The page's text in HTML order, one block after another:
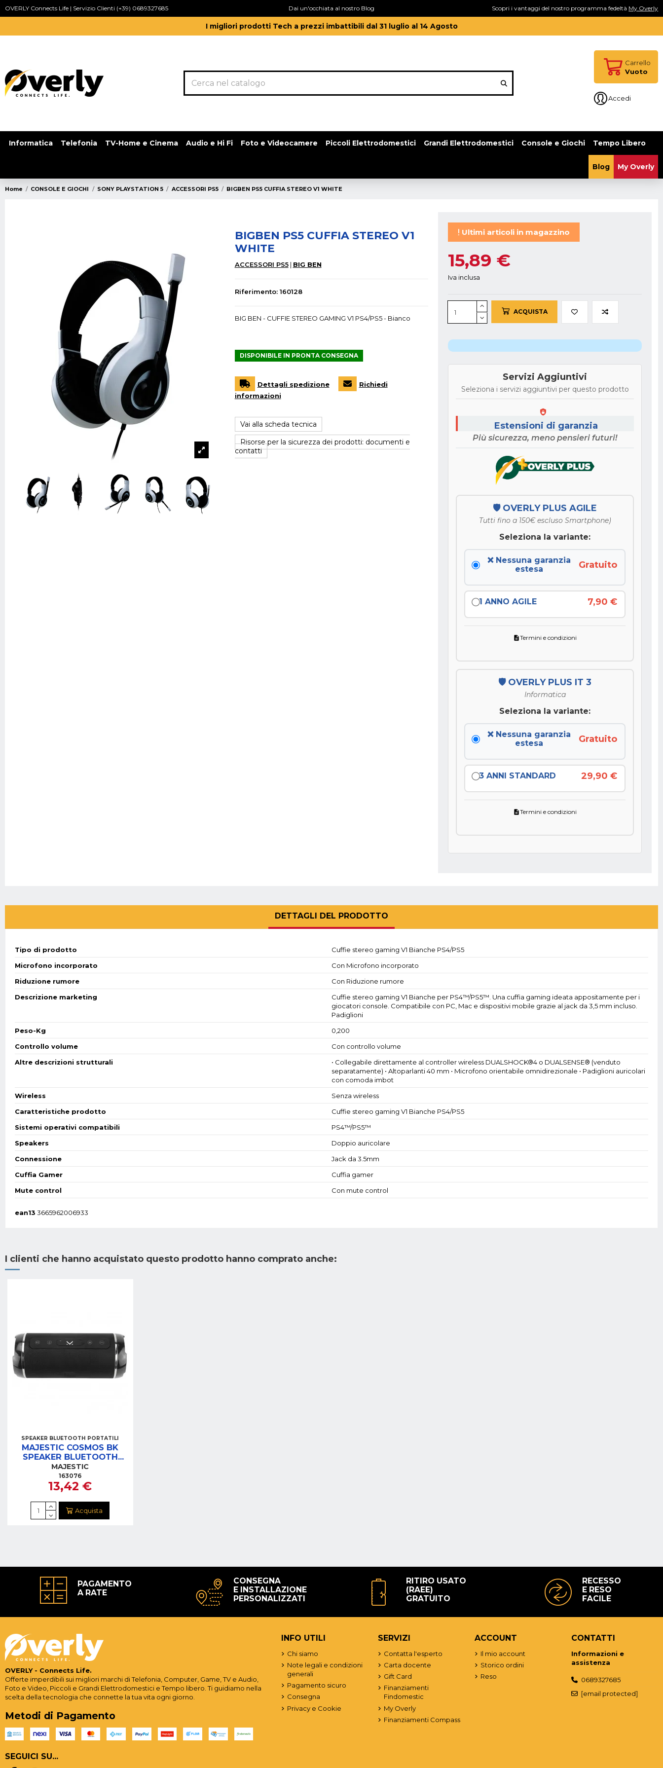
OVERLY Connects Life | Servizio Clienti (+39) 0689327685 Dai un'occhiata al nostro Blog Scopri i vantaggi del nostro programma fedeltà My Overly
I migliori prodotti Tech a prezzi imbattibili dal 31 luglio al 14 Agosto
Carrello
Vuoto
Accedi
Informatica Telefonia TV-Home e Cinema Audio e Hi Fi Foto e Videocamere Piccoli Elettrodomestici Grandi Elettrodomestici Console e Giochi Tempo Libero
My Overly
Blog
Home CONSOLE E GIOCHI SONY PLAYSTATION 5 ACCESSORI PS5 BIGBEN PS5 CUFFIA STEREO V1 WHITE
BIGBEN PS5 CUFFIA STEREO V1
WHITE
ACCESSORI PS5 BIG BEN
Riferimento: 160128
BIG BEN - CUFFIE STEREO GAMING V1 PS4/PS5 - Bianco
DISPONIBILE IN PRONTA CONSEGNA
Dettagli spedizione
Richiedi
informazioni
Vai alla scheda tecnica
Risorse per la sicurezza dei prodotti: documenti e
contatti
Ultimi articoli in magazzino
15,89 €
Iva inclusa
ACQUISTA
Servizi Aggiuntivi
Seleziona i servizi aggiuntivi per questo prodotto
Estensioni di garanzia
Più sicurezza, meno pensieri futuri!
🛡️ OVERLY PLUS AGILE
Tutti fino a 150€ escluso Smartphone)
Seleziona la variante:
❌ Nessuna garanzia
estesa
Gratuito
1 ANNO AGILE 7,90 €
descriptionTermini e condizioni
🛡️ OVERLY PLUS IT 3
Informatica
Seleziona la variante:
❌ Nessuna garanzia
estesa
Gratuito
3 ANNI STANDARD 29,90 €
descriptionTermini e condizioni
DETTAGLI DEL PRODOTTO
Tipo di prodotto
Cuffie stereo gaming V1 Bianche PS4/PS5
Microfono incorporato
Con Microfono incorporato
Riduzione rumore
Con Riduzione rumore
Descrizione marketing
Cuffie stereo gaming V1 Bianche per PS4™/PS5™. Una cuffia gaming ideata appositamente per i
giocatori console. Compatibile con PC, Mac e dispositivi mobile grazie al jack da 3,5 mm incluso.
Padiglioni
Peso-Kg
0,200
Controllo volume
Con controllo volume
Altre descrizioni strutturali
• Collegabile direttamente al controller wireless DUALSHOCK®4 o DUALSENSE® (venduto
separatamente) • Altoparlanti 40 mm • Microfono orientabile omnidirezionale • Padiglioni auricolari
con comoda imbot
Wireless
Senza wireless
Caratteristiche prodotto
Cuffie stereo gaming V1 Bianche PS4/PS5
Sistemi operativi compatibili
PS4™/PS5™
Speakers
Doppio auricolare
Connessione
Jack da 3.5mm
Cuffia Gamer
Cuffia gamer
Mute control
Con mute control
ean13 3665962006933
I clienti che hanno acquistato questo prodotto hanno comprato anche:
SPEAKER BLUETOOTH PORTATILI
MAJESTIC COSMOS BK
SPEAKER BLUETOOTH
NERO INGRESSI
USB/MICROSD/AUX
MAJESTIC
163076
13,42 €
Acquista
PAGAMENTO
A RATE
CONSEGNA
E INSTALLAZIONE
PERSONALIZZATI
RITIRO USATO
(RAEE)
GRATUITO
RECESSO
E RESO
FACILE
OVERLY - Connects Life.
Offerte imperdibili sui migliori marchi di Telefonia, Computer, Game, TV e Audio,
Foto e Video, Piccoli e Grandi Elettrodomestici e Tempo libero. Ti guidiamo nella
scelta della tecnologia che connette la tua vita ogni giorno.
Metodi di Pagamento
INFO UTILI
Chi siamo
Note legali e condizioni
generali
Pagamento sicuro
Consegna
Privacy e Cookie
SERVIZI
Contatta l'esperto
Carta docente
Gift Card
Finanziamenti
Findomestic
My Overly
Finanziamenti Compass
ACCOUNT
Il mio account
Storico ordini
Reso
CONTATTI
Informazioni e
assistenza
0689327685
[email protected]
SEGUICI SU...